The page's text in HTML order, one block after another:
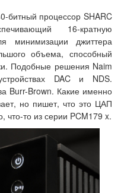
битный процессор SHARC
16-кратную
минимизации джиттера
объема, способный
Подобные решения Naim
DAC и NDS.
Burr-Brown. Какие именно
но пишет, что это ЦАП
что-то из серии PCM179 x.